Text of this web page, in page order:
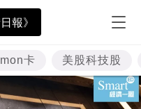
報》
卡 美股科技股